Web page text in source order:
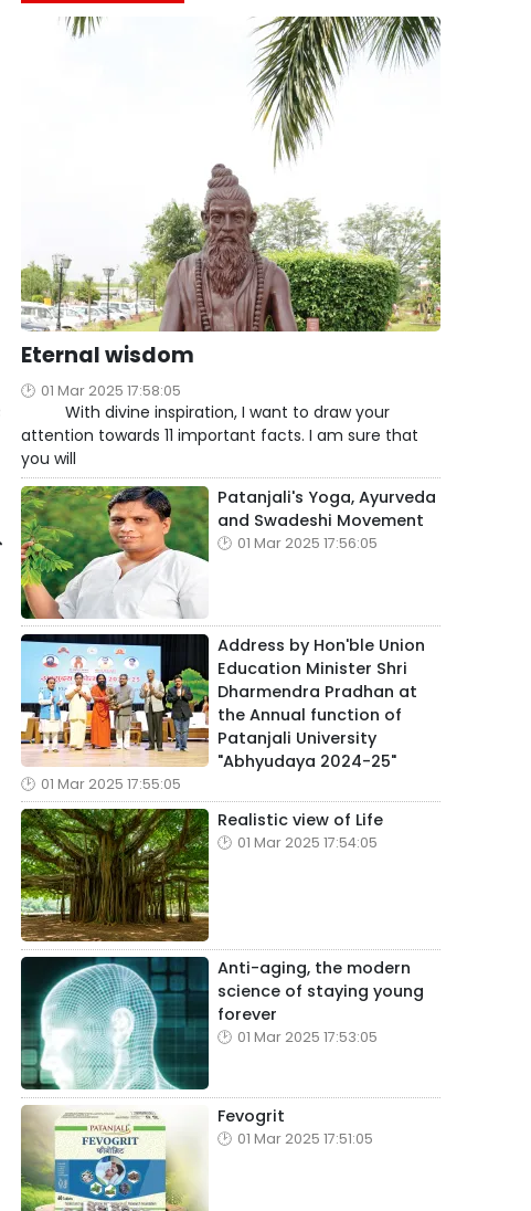
Eternal wisdom
01 Mar 2025 17:58:05
With divine inspiration, I want to draw your
attention towards 11 important facts. I am sure that
you will
Patanjali's Yoga, Ayurveda
and Swadeshi Movement
01 Mar 2025 17:56:05
Address by Hon'ble Union
Education Minister Shri
Dharmendra Pradhan at
the Annual function of
Patanjali University
"Abhyudaya 2024-25"
01 Mar 2025 17:55:05
Realistic view of Life
01 Mar 2025 17:54:05
Anti-aging, the modern
science of staying young
forever
01 Mar 2025 17:53:05
Fevogrit
01 Mar 2025 17:51:05